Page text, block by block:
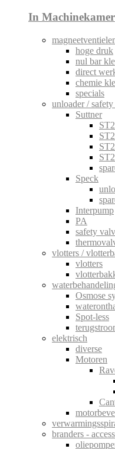
In Machinekamer
hoge druk
nul bar
direct
chemie
specials
unloader /
Suttner
Speck
Interpump
PA
safety
vlotters /
vlotters
Osmose
Spot-less
elektrisch
diverse
Motoren
branders -